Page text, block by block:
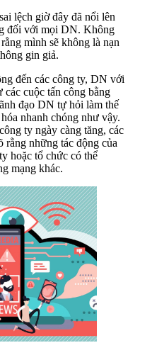
lệch giờ đây đã nổi lên
đối với mọi DN. Không
mình sẽ không là nạn
gin giả.
đến các công ty, DN với
cuộc tấn công bằng
đạo DN tự hỏi làm thế
nhanh chóng như vậy.
ty ngày càng tăng, các
rằng những tác động của
hoặc tổ chức có thể
mạng khác.